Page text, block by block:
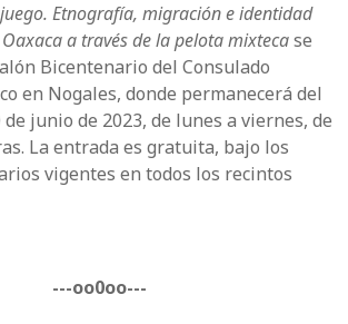
Etnografía, migración e identidad
a través de la pelota mixtecase
Bicentenario del Consulado
en Nogales, donde permanecerá del
de junio de 2023, de lunes a viernes, de
La entrada es gratuita, bajo los
vigentes en todos los recintos
---oo0oo---